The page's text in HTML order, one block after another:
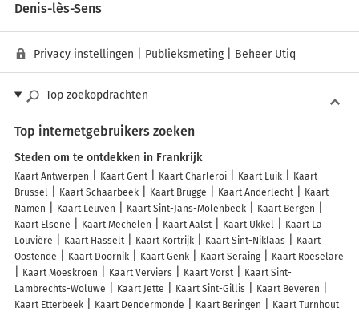
Denis-lès-Sens
Privacy instellingen Publieksmeting| Beheer Utiq
Top zoekopdrachten
Top internetgebruikers zoeken
Steden om te ontdekken in Frankrijk
Kaart Antwerpen Kaart Gent Kaart Charleroi Kaart Luik
Kaart
Brussel
Kaart Schaarbeek Kaart Brugge Kaart Anderlecht
Kaart
Namen
Kaart Leuven Kaart Sint-Jans-Molenbeek
Kaart Bergen
Kaart Elsene
Kaart Mechelen Kaart Aalst Kaart Ukkel
Kaart La
Louvière
Kaart Hasselt Kaart Kortrijk Kaart Sint-Niklaas
Kaart
Oostende
Kaart Doornik Kaart Genk Kaart Seraing
Kaart Roeselare
Kaart Moeskroen
Kaart Verviers Kaart Vorst
Kaart Sint-
Lambrechts-Woluwe
Kaart Jette Kaart Sint-Gillis
Kaart Beveren
Kaart Etterbeek
Kaart Dendermonde Kaart Beringen
Kaart Turnhout